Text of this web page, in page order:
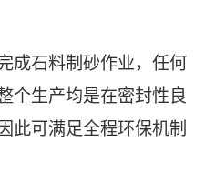
成石料制砂作业，任何
个生产均是在密封性良
此可满足全程环保机制